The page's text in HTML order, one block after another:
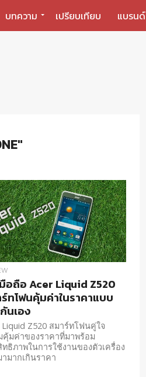
บทความ เปรียบเทียบ แบรนด์
อถือ Acer Liquid Z520
ทโฟนคุ้มค่าในราคาแบบ
นเอง
Liquid Z520 สมาร์ทโฟนคู่ใจ
คุ้มค่าของราคาที่มาพร้อม
ทธิภาพในการใช้งานของตัวเครื่อง
มากเกินราคา